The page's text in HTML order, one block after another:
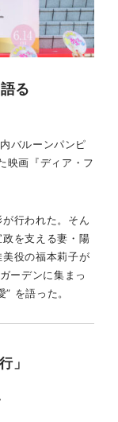
る
バルーンパンピ
映画『ディア・フ
行われた。そん
を支える妻・陽
役の福本莉子が
ーデンに集まっ
を語った。
」